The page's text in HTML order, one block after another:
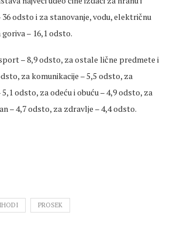
odsto i za stanovanje, vodu, električnu
– 16,1 odsto.
– 8,9 odsto, za ostale lične predmete i
za komunikacije – 5,5 odsto, za
odsto, za odeću i obuću – 4,9 odsto, za
– 4,7 odsto, za zdravlje – 4,4 odsto.
PROSEK